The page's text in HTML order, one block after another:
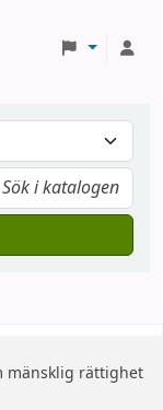
mänsklig rättighet